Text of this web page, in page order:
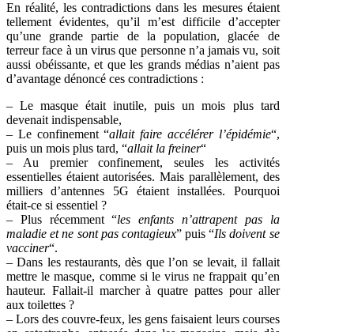
En réalité, les contradictions dans les mesures étaient
tellement évidentes, qu’il m’est difficile d’accepter
qu’une grande partie de la population, glacée de
terreur face à un virus que personne n’a jamais vu, soit
aussi obéissante, et que les grands médias n’aient pas
d’avantage dénoncé ces contradictions :
– Le masque était inutile, puis un mois plus tard
devenait indispensable,
– Le confinement “allait faire accélérer l’épidémie“,
puis un mois plus tard, “allait la freiner“
– Au premier confinement, seules les activités
essentielles étaient autorisées. Mais parallèlement, des
milliers d’antennes 5G étaient installées. Pourquoi
était-ce si essentiel ?
– Plus récemment “les enfants n’attrapent pas la
maladie et ne sont pas contagieux” puis “Ils doivent se
vacciner“.
– Dans les restaurants, dès que l’on se levait, il fallait
mettre le masque, comme si le virus ne frappait qu’en
hauteur. Fallait-il marcher à quatre pattes pour aller
aux toilettes ?
– Lors des couvre-feux, les gens faisaient leurs courses